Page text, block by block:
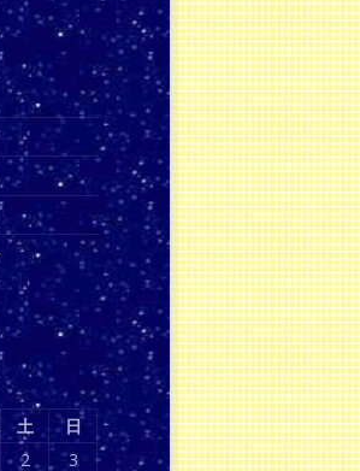
土
日
2 3